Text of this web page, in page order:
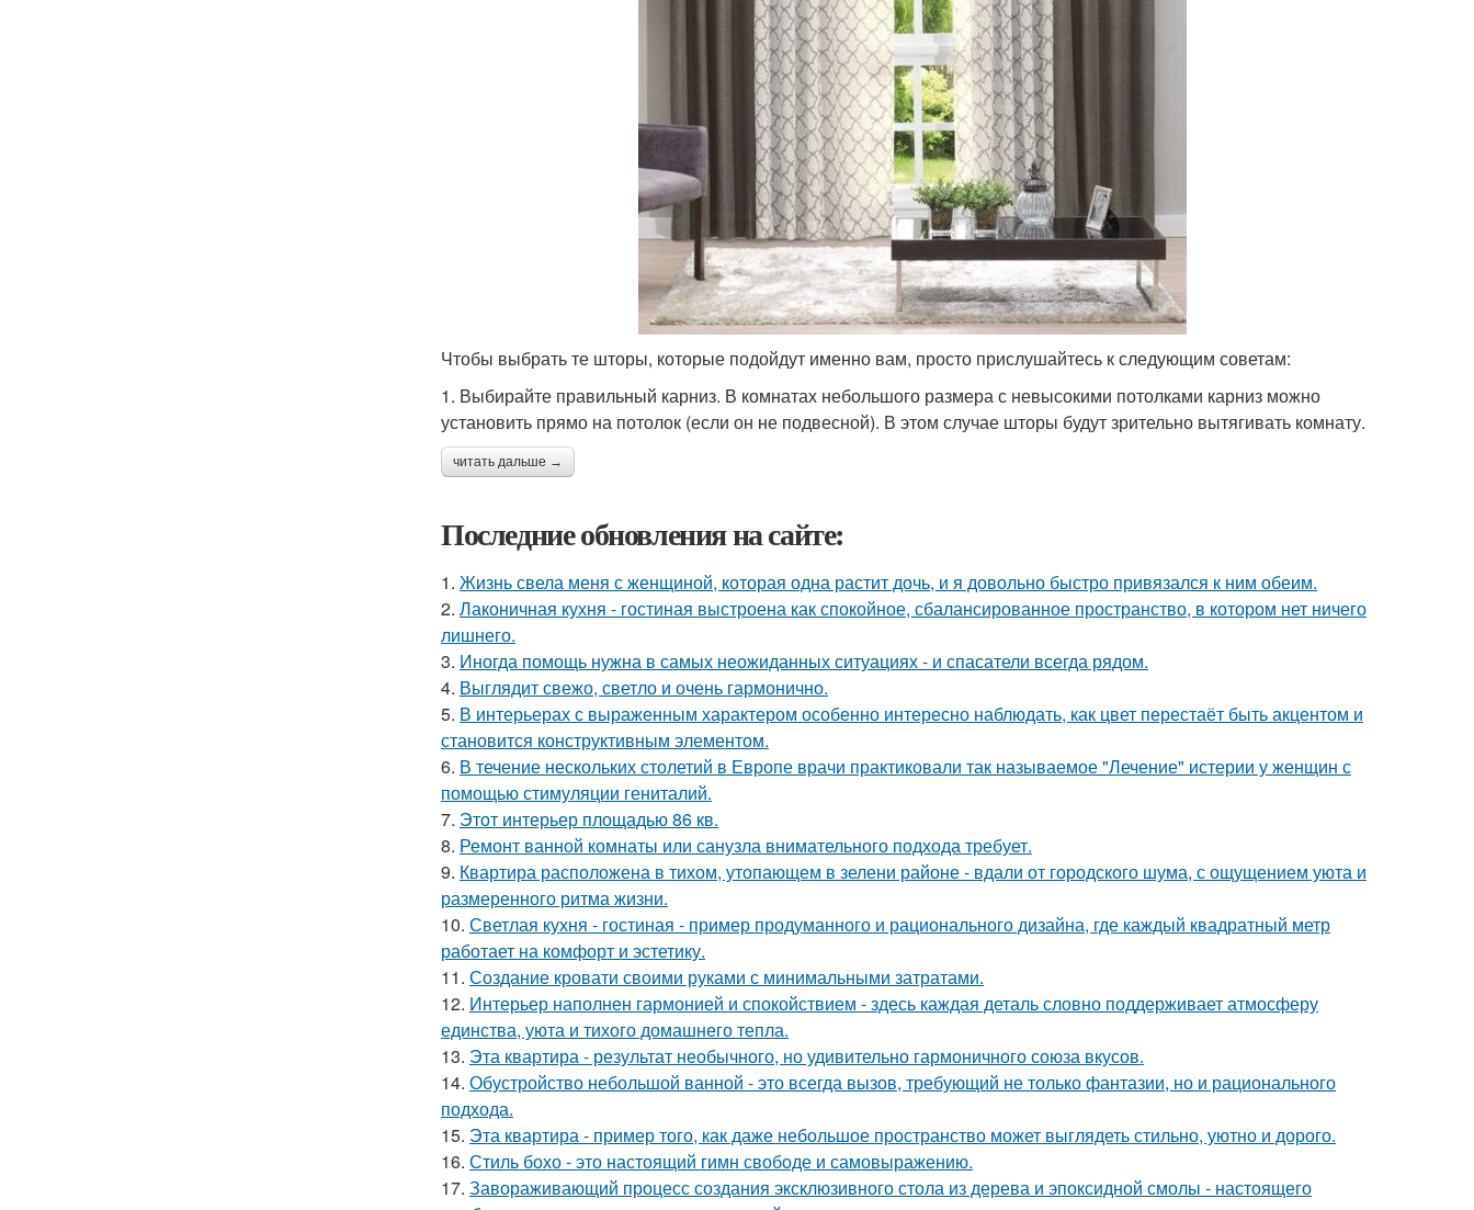
Чтобы выбрать те шторы, которые подойдут именно вам, просто прислушайтесь к следующим советам:
1. Выбирайте правильный карниз. В комнатах небольшого размера с невысокими потолками карниз можно
установить прямо на потолок (если он не подвесной). В этом случае шторы будут зрительно вытягивать комнату.
читать дальше →
Последние обновления на сайте:
1. Жизнь свела меня с женщиной, которая одна растит дочь, и я довольно быстро привязался к ним обеим.
2. Лаконичная кухня - гостиная выстроена как спокойное, сбалансированное пространство, в котором нет ничего
лишнего.
3. Иногда помощь нужна в самых неожиданных ситуациях - и спасатели всегда рядом.
4. Выглядит свежо, светло и очень гармонично.
5. В интерьерах с выраженным характером особенно интересно наблюдать, как цвет перестаёт быть акцентом и
становится конструктивным элементом.
6. В течение нескольких столетий в Европе врачи практиковали так называемое "Лечение" истерии у женщин с
помощью стимуляции гениталий.
7. Этот интерьер площадью 86 кв.
8. Ремонт ванной комнаты или санузла внимательного подхода требует.
9. Квартира расположена в тихом, утопающем в зелени районе - вдали от городского шума, с ощущением уюта и
размеренного ритма жизни.
10. Светлая кухня - гостиная - пример продуманного и рационального дизайна, где каждый квадратный метр
работает на комфорт и эстетику.
11. Создание кровати своими руками с минимальными затратами.
12. Интерьер наполнен гармонией и спокойствием - здесь каждая деталь словно поддерживает атмосферу
единства, уюта и тихого домашнего тепла.
13. Эта квартира - результат необычного, но удивительно гармоничного союза вкусов.
14. Обустройство небольшой ванной - это всегда вызов, требующий не только фантазии, но и рационального
подхода.
15. Эта квартира - пример того, как даже небольшое пространство может выглядеть стильно, уютно и дорого.
16. Стиль бохо - это настоящий гимн свободе и самовыражению.
17. Завораживающий процесс создания эксклюзивного стола из дерева и эпоксидной смолы - настоящего